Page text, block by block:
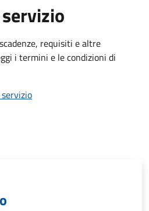
requisiti e altre
i termini e le condizioni di